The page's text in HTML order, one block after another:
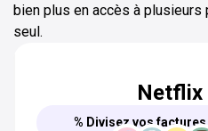
bien plus en accès à
seul.
Netflix
% Divisez vos factures